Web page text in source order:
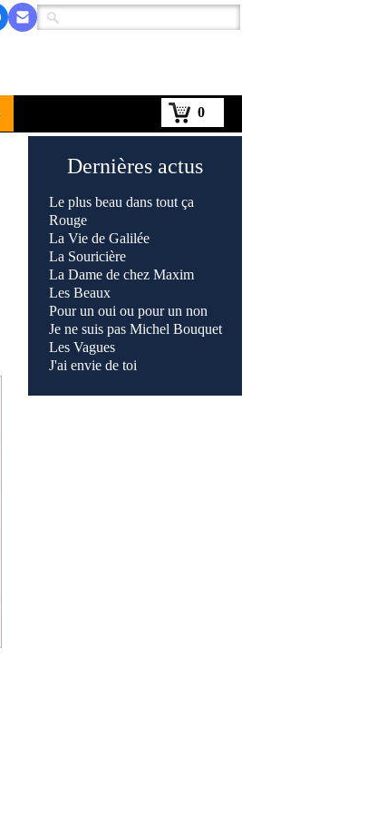
0
Dernières actus
Le plus beau dans tout ça
Rouge
La Vie de Galilée
La Souricière
La Dame de chez Maxim
Les Beaux
Pour un oui ou pour un non
Je ne suis pas Michel Bouquet
Les Vagues
J'ai envie de toi